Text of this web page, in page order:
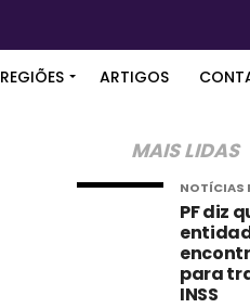
REGIÕES ARTIGOS
MAIS LIDAS
NOTÍCIAS
PF diz
para
INSS